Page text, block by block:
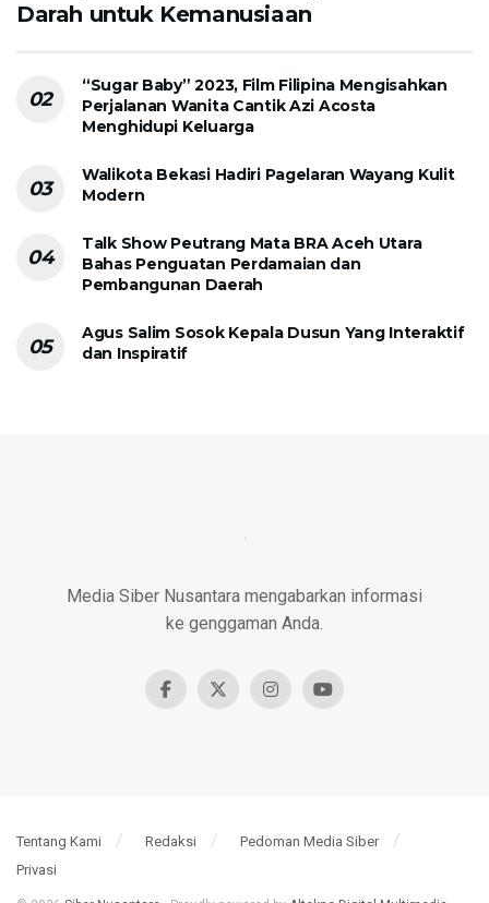
Darah untuk Kemanusiaan
“Sugar Baby” 2023, Film Filipina Mengisahkan
Perjalanan Wanita Cantik Azi Acosta
Menghidupi Keluarga
Walikota Bekasi Hadiri Pagelaran Wayang Kulit
Modern
Talk Show Peutrang Mata BRA Aceh Utara
Bahas Penguatan Perdamaian dan
Pembangunan Daerah
Agus Salim Sosok Kepala Dusun Yang Interaktif
dan Inspiratif
Media Siber Nusantara mengabarkan informasi
ke genggaman Anda.
Tentang Kami Redaksi
Pedoman Media Siber
Privasi